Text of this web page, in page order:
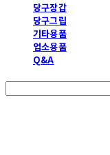
당구장갑
당구그립
기타용품
업소용품
Q&A